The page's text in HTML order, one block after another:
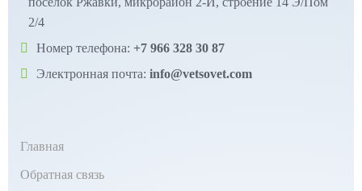
2/4
Номер телефона: +7 966 328 30 87
Электронная почта: info@vetsovet.com
Главная
Обратная связь